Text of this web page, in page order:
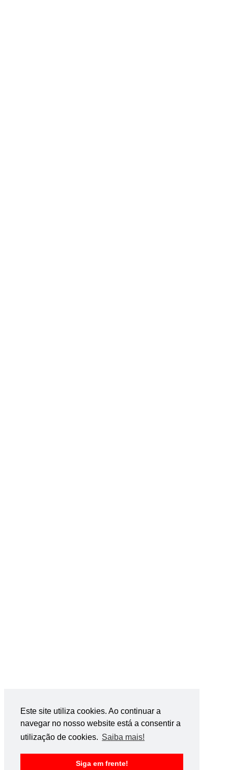
Este site utiliza cookies. Ao continuar a
navegar no nosso website está a consentir a
utilização de cookies. Saiba mais!
Siga em frente!